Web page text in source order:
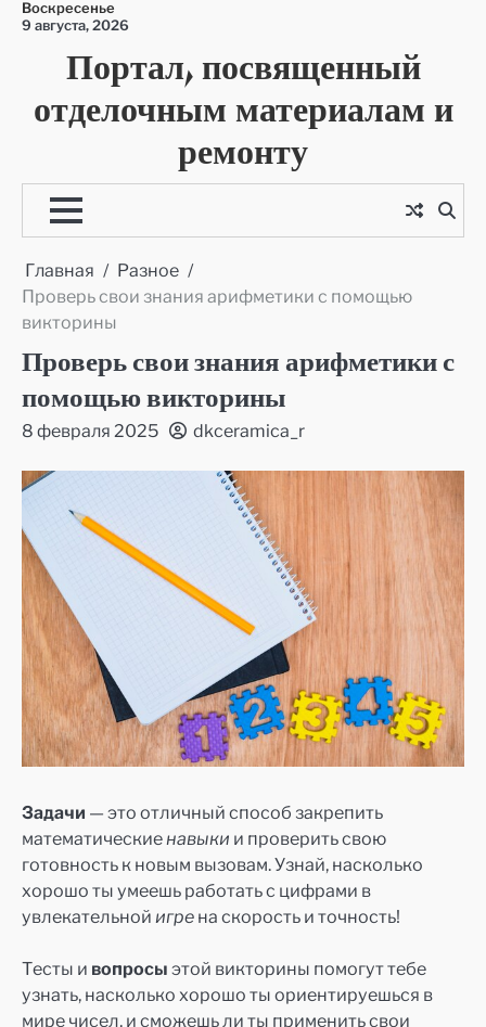
Перейти
содержимому
Воскресенье
9 августа, 2026
Портал, посвященный
отделочным материалам и
ремонту
Главная
Разное
Проверь свои знания арифметики с помощью
викторины
Проверь свои знания арифметики с
помощью викторины
8 февраля 2025 dkceramica_r
Задачи — это отличный способ закрепить
математические навыки и проверить свою
готовность к новым вызовам. Узнай, насколько
хорошо ты умеешь работать с цифрами в
увлекательной игре на скорость и точность!
Тесты и вопросы этой викторины помогут тебе
узнать, насколько хорошо ты ориентируешься в
мире чисел, и сможешь ли ты применить свои